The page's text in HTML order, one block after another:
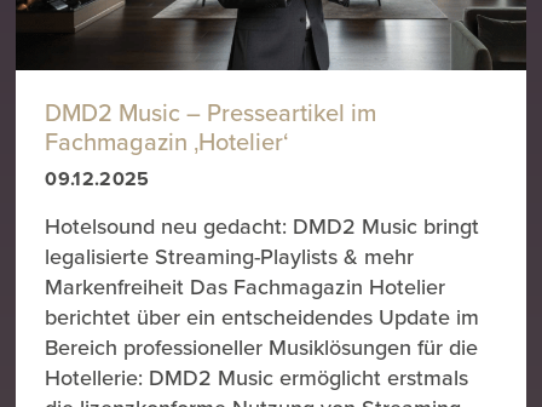
DMD2 Music – Presseartikel im
Fachmagazin ‚Hotelier‘
09.12.2025
Hotelsound neu gedacht: DMD2 Music bringt
legalisierte Streaming-Playlists & mehr
Markenfreiheit Das Fachmagazin Hotelier
berichtet über ein entscheidendes Update im
Bereich professioneller Musiklösungen für die
Hotellerie: DMD2 Music ermöglicht erstmals